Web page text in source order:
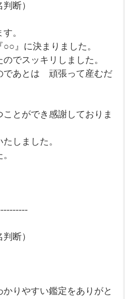
判断）
。
』に決まりました。
でスッキリしました。
であとは 頑張って産むだ
とができ感謝しておりま
しました。
判断）
りやすい鑑定をありがと